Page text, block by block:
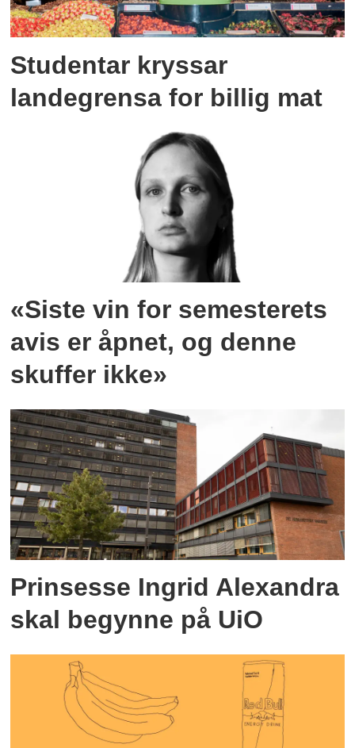
Studentar kryssar
landegrensa for billig mat
«Siste vin for semesterets
avis er åpnet, og denne
skuffer ikke»
Prinsesse Ingrid Alexandra
skal begynne på UiO